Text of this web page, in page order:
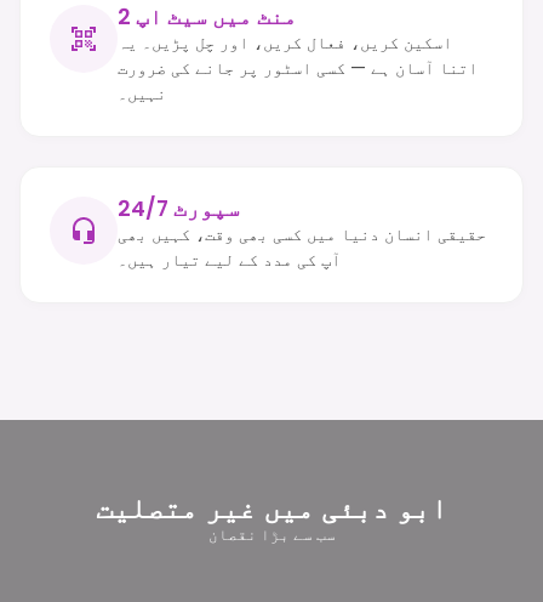
2 منٹ میں سیٹ اپ
اسکین کریں، فعال کریں، اور چل پڑیں۔ یہ
اتنا آسان ہے — کسی اسٹور پر جانے کی ضرورت
نہیں۔
24/7 سپورٹ
حقیقی انسان دنیا میں کسی بھی وقت، کہیں بھی
آپ کی مدد کے لیے تیار ہیں۔
ابو دبئی میں غیر متصلیت
سب سے بڑا نقصان